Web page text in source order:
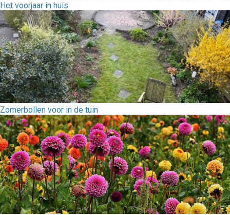
Het voorjaar in huis
Zomerbollen voor in de tuin